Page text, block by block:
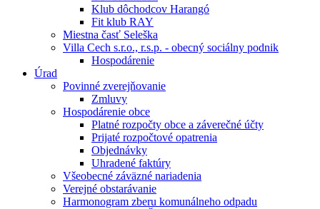
Klub dôchodcov Harangó
Fit klub RAY
Miestna časť Seleška
Villa Cech s.r.o., r.s.p. - obecný sociálny podnik
Hospodárenie
Úrad
Povinné zverejňovanie
Zmluvy
Hospodárenie obce
Platné rozpočty obce a záverečné účty
Prijaté rozpočtové opatrenia
Objednávky
Uhradené faktúry
Všeobecné záväzné nariadenia
Verejné obstarávanie
Harmonogram zberu komunálneho odpadu